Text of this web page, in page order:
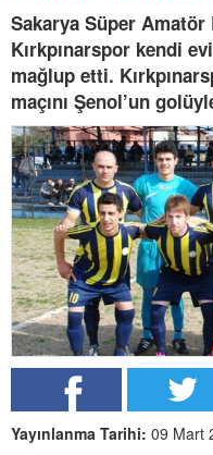
Sakarya Süper Amatör
Kırkpınarspor kendi
mağlup etti.
maçını Şenol’un
Yayınlanma Tarihi: 09 Mart